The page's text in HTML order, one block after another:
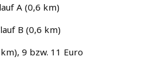
A (0,6 km)
B (0,6 km)
9 bzw. 11 Euro